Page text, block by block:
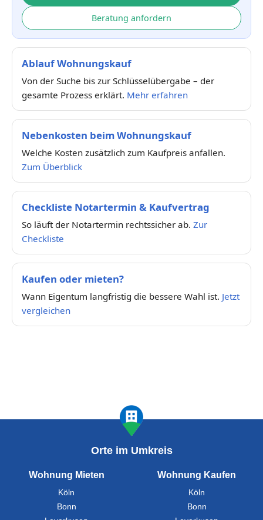
Beratung anfordern
Ablauf Wohnungskauf
Von der Suche bis zur Schlüsselübergabe – der
gesamte Prozess erklärt. Mehr erfahren
Nebenkosten beim Wohnungskauf
Welche Kosten zusätzlich zum Kaufpreis anfallen.
Zum Überblick
Checkliste Notartermin & Kaufvertrag
So läuft der Notartermin rechtssicher ab. Zur
Checkliste
Kaufen oder mieten?
Wann Eigentum langfristig die bessere Wahl ist. Jetzt
vergleichen
Orte im Umkreis
Wohnung Mieten
Köln
Bonn
Wohnung Kaufen
Köln
Bonn